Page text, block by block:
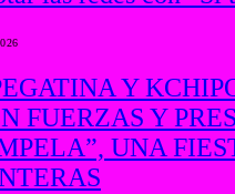
Y
FUERZAS Y
UNA